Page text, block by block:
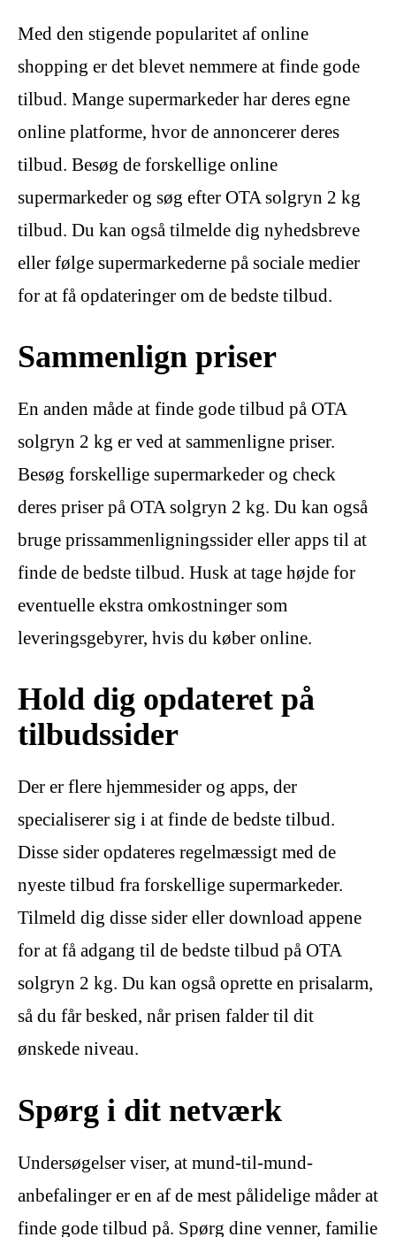
Med den stigende popularitet af online
shopping er det blevet nemmere at finde gode
tilbud. Mange supermarkeder har deres egne
online platforme, hvor de annoncerer deres
tilbud. Besøg de forskellige online
supermarkeder og søg efter OTA solgryn 2 kg
tilbud. Du kan også tilmelde dig nyhedsbreve
eller følge supermarkederne på sociale medier
for at få opdateringer om de bedste tilbud.
Sammenlign priser
En anden måde at finde gode tilbud på OTA
solgryn 2 kg er ved at sammenligne priser.
Besøg forskellige supermarkeder og check
deres priser på OTA solgryn 2 kg. Du kan også
bruge prissammenligningssider eller apps til at
finde de bedste tilbud. Husk at tage højde for
eventuelle ekstra omkostninger som
leveringsgebyrer, hvis du køber online.
Hold dig opdateret på
tilbudssider
Der er flere hjemmesider og apps, der
specialiserer sig i at finde de bedste tilbud.
Disse sider opdateres regelmæssigt med de
nyeste tilbud fra forskellige supermarkeder.
Tilmeld dig disse sider eller download appene
for at få adgang til de bedste tilbud på OTA
solgryn 2 kg. Du kan også oprette en prisalarm,
så du får besked, når prisen falder til dit
ønskede niveau.
Spørg i dit netværk
Undersøgelser viser, at mund-til-mund-
anbefalinger er en af de mest pålidelige måder at
finde gode tilbud på. Spørg dine venner, familie